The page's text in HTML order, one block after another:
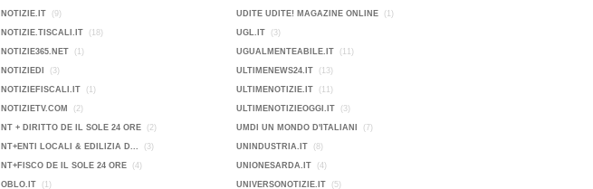
NOTIZIE.IT (9)
NOTIZIE.TISCALI.IT (18)
NOTIZIE365.NET (1)
NOTIZIEDI (3)
NOTIZIEFISCALI.IT (1)
NOTIZIETV.COM (2)
NT + DIRITTO DE IL SOLE 24 ORE (2)
NT+ENTI LOCALI & EDILIZIA D... (3)
NT+FISCO DE IL SOLE 24 ORE (4)
OBLO.IT (1)
UDITE UDITE! MAGAZINE ONLINE (1)
UGL.IT (3)
UGUALMENTEABILE.IT (11)
ULTIMENEWS24.IT (13)
ULTIMENOTIZIE.IT (11)
ULTIMENOTIZIEOGGI.IT (3)
UMDI UN MONDO D'ITALIANI (7)
UNINDUSTRIA.IT (8)
UNIONESARDA.IT (4)
UNIVERSONOTIZIE.IT (5)